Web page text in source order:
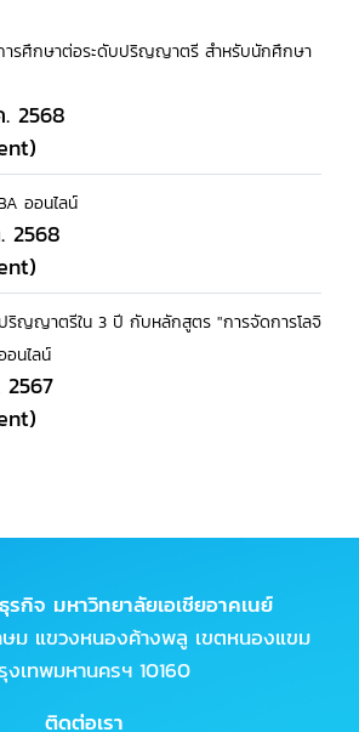
ารศึกษาต่อระดับปริญญาตรี สำหรับนักศึกษา
2568
ออนไลน์
2568
ริญญาตรีใน 3 ปี กับหลักสูตร "การจัดการโลจิ
นไลน์
กิจ มหาวิทยาลัยเอเชียอาคเนย์
ษม แขวงหนองค้างพลู เขตหนองแขม
งเทพมหานครฯ 10160
ติดต่อเรา